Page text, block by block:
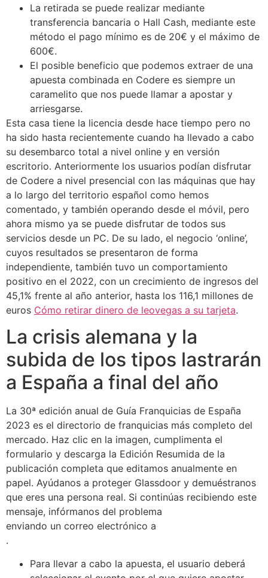
La retirada se puede realizar mediante
transferencia bancaria o Hall Cash, mediante este
método el pago mínimo es de 20€ y el máximo de
600€.
El posible beneficio que podemos extraer de una
apuesta combinada en Codere es siempre un
caramelito que nos puede llamar a apostar y
arriesgarse.
Esta casa tiene la licencia desde hace tiempo pero no
ha sido hasta recientemente cuando ha llevado a cabo
su desembarco total a nivel online y en versión
escritorio. Anteriormente los usuarios podían disfrutar
de Codere a nivel presencial con las máquinas que hay
a lo largo del territorio español como hemos
comentado, y también operando desde el móvil, pero
ahora mismo ya se puede disfrutar de todos sus
servicios desde un PC. De su lado, el negocio ‘online’,
cuyos resultados se presentaron de forma
independiente, también tuvo un comportamiento
positivo en el 2022, con un crecimiento de ingresos del
45,1% frente al año anterior, hasta los 116,1 millones de
euros Cómo retirar dinero de leovegas a su tarjeta.
La crisis alemana y la
subida de los tipos lastrarán
a España a final del año
La 30ª edición anual de Guía Franquicias de España
2023 es el directorio de franquicias más completo del
mercado. Haz clic en la imagen, cumplimenta el
formulario y descarga la Edición Resumida de la
publicación completa que editamos anualmente en
papel. Ayúdanos a proteger Glassdoor y demuéstranos
que eres una persona real. Si continúas recibiendo este
mensaje, infórmanos del problema
enviando un correo electrónico a
.
Para llevar a cabo la apuesta, el usuario deberá